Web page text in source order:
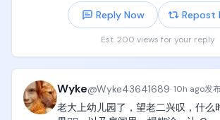
回头来看，整个过程中最花时间的，
作。
作为创作者，真正值得花时间的地方
只要这几个部分做得足够好，账号有
有稳定的内容质量，商单其实不会特
Reply Now Repost
Est. 200 views for your reply
Wyke@Wyke43641689·10h ago发
老大上幼儿园了，望老二兴叹，什么